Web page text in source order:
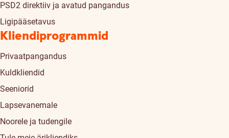
PSD2 direktiiv ja avatud pangandus
Ligipääsetavus
Kliendiprogrammid
Privaatpangandus
Kuldkliendid
Seeniorid
Lapsevanemale
Noorele ja tudengile